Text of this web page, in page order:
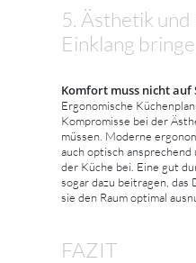
5. Ästhetik
Einklang
Komfort muss nicht auf
Ergonomische
Kompromisse bei der
müssen. Moderne
auch optisch
der Küche bei. Eine gut
sogar dazu beitragen, das
sie den Raum optimal
FAZIT